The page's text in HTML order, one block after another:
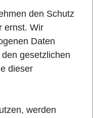
den Schutz
ernst. Wir
Daten
gesetzlichen
dieser
werden